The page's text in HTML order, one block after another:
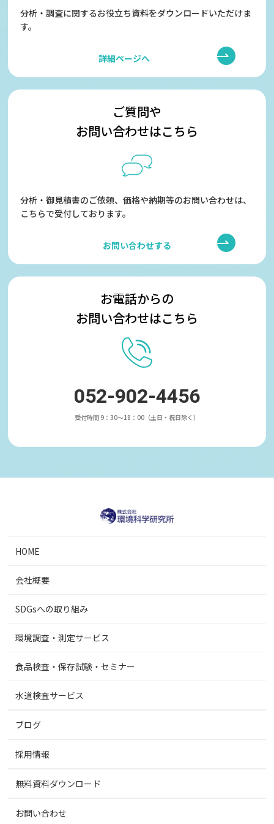
分析・調査に関するお役立ち資料をダウンロードいただけま
す。
詳細ページへ
ご質問や
お問い合わせはこちら
分析・御見積書のご依頼、価格や納期等のお問い合わせは、
こちらで受付しております。
お問い合わせする
お電話からの
お問い合わせはこちら
052-902-4456
受付時間 9：30～18：00（土日・祝日除く）
HOME
会社概要
SDGsへの取り組み
環境調査・測定サービス
食品検査・保存試験・セミナー
水道検査サービス
ブログ
採用情報
無料資料ダウンロード
お問い合わせ